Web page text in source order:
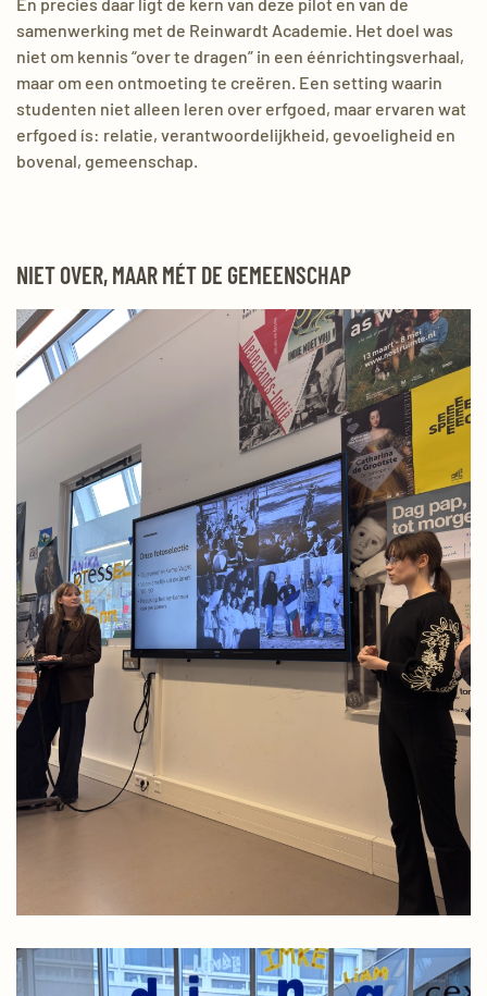
samenwerking met de Reinwardt Academie. Het doel was
niet om kennis “over te dragen” in een éénrichtingsverhaal,
maar om een ontmoeting te creëren. Een setting waarin
studenten niet alleen leren over erfgoed, maar ervaren wat
erfgoed ís: relatie, verantwoordelijkheid, gevoeligheid en
bovenal, gemeenschap.
NIET OVER, MAAR MÉT DE GEMEENSCHAP